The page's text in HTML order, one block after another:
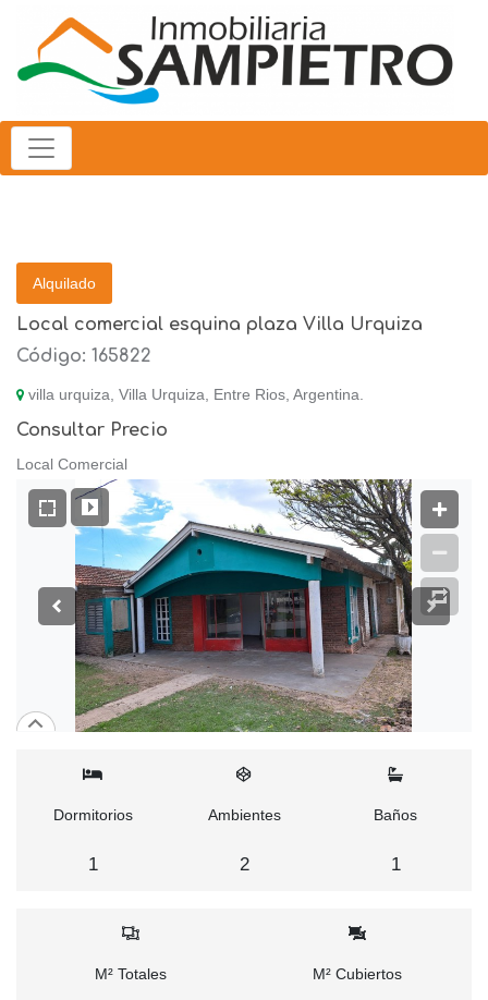
Alquilado
Local comercial esquina plaza Villa Urquiza
Código: 165822
villa urquiza, Villa Urquiza, Entre Rios, Argentina.
Consultar Precio
Local Comercial
Dormitorios
1
Ambientes
2
Baños
1
M² Totales M² Cubiertos